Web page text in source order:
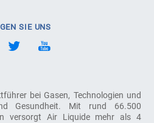
bei Gasen, Technologien und
Gesundheit. Mit rund 66.500
versorgt Air Liquide mehr als 4
SIE UNS